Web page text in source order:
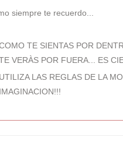
siempre te recuerdo...
TE SIENTAS POR
VERÀS POR FUERA... ES
UTILIZA LAS REGLAS DE LA
IMAGINACION!!!